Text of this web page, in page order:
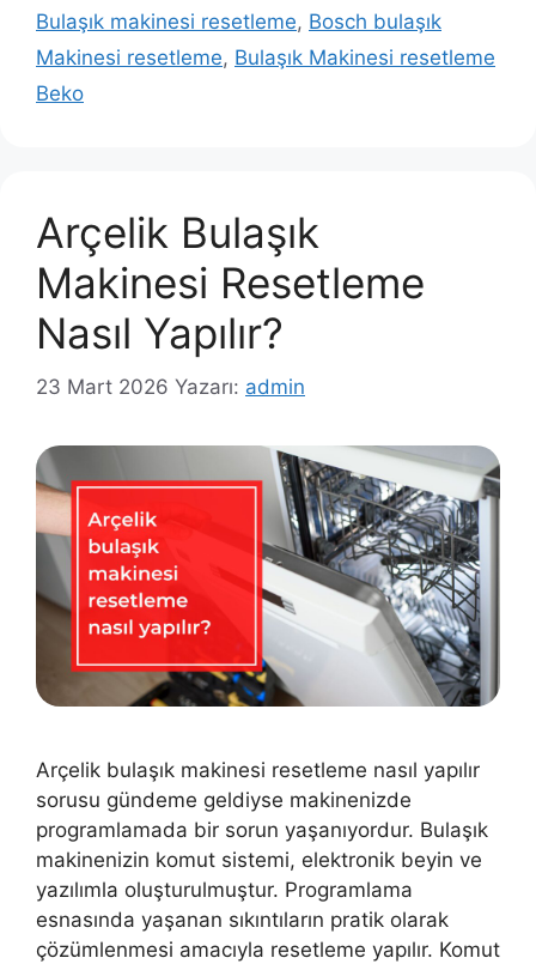
Bulaşık makinesi resetleme, Bosch bulaşık
Makinesi resetleme, Bulaşık Makinesi resetleme
Beko
Arçelik Bulaşık
Makinesi Resetleme
Nasıl Yapılır?
23 Mart 2026 Yazarı: admin
Arçelik bulaşık makinesi resetleme nasıl yapılır
sorusu gündeme geldiyse makinenizde
programlamada bir sorun yaşanıyordur. Bulaşık
makinenizin komut sistemi, elektronik beyin ve
yazılımla oluşturulmuştur. Programlama
esnasında yaşanan sıkıntıların pratik olarak
çözümlenmesi amacıyla resetleme yapılır. Komut